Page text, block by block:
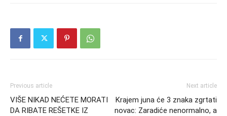
Previous article
VIŠE NIKAD NEĆETE MORATI
DA RIBATE REŠETKE IZ
Next article
Krajem juna će 3 znaka zgrtati
novac: Zaradiće nenormalno, a